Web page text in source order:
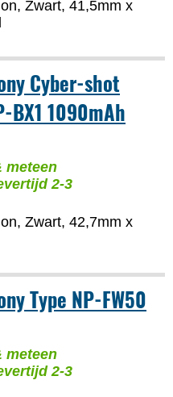
Zwart, 41,5mm x
Cyber-shot
BX1 1090mAh
meteen
2-3
Zwart, 42,7mm x
Type NP-FW50
meteen
2-3